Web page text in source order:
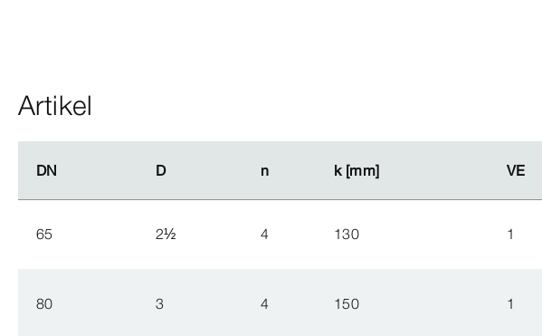
Artikel
DN D n k [mm] VE
DN D n k [mm] VE
65 2½ 4 130 1
80 3 4 150 1